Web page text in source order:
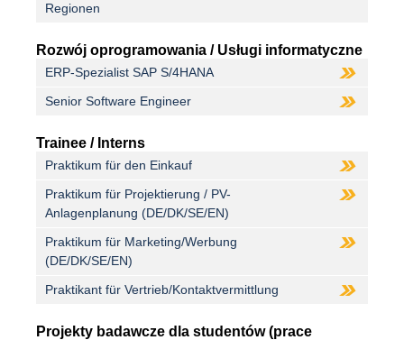
Regionen
Rozwój oprogramowania / Usługi informatyczne
ERP-Spezialist SAP S/4HANA
Senior Software Engineer
Trainee / Interns
Praktikum für den Einkauf
Praktikum für Projektierung / PV-
Anlagenplanung (DE/DK/SE/EN)
Praktikum für Marketing/Werbung
(DE/DK/SE/EN)
Praktikant für Vertrieb/Kontaktvermittlung
Projekty badawcze dla studentów (prace